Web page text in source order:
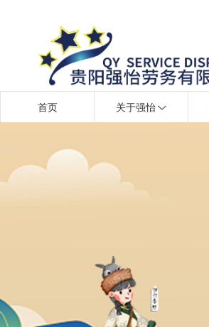
首页 关于强怡